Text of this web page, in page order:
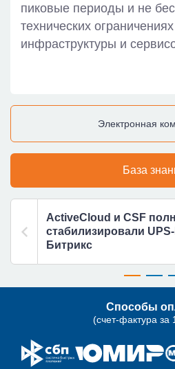
пиковые периоды и не
технических
инфраструктуры и
Электронная
База
ActiveCloud и CSF
стабилизировали
Битрикс
Способы
(счет-фактура за